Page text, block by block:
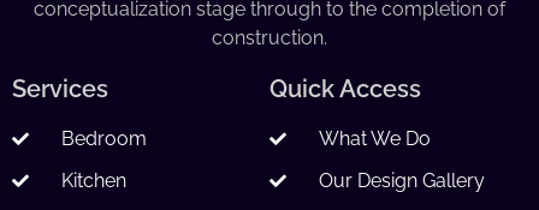
conceptualization stage through to the completion of
construction.
Services
Bedroom
Kitchen
Quick Access
What We Do
Our Design Gallery